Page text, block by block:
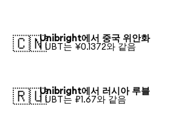
🇨🇳Unibright에서 중국 위안화
1 UBT는 ¥0.1372와 같음
🇷🇺Unibright에서 러시아 루블
1 UBT는 ₽1.67와 같음